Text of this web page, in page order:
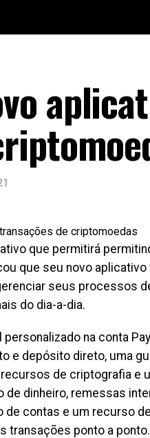
que permitirá
que seu novo
seus processos
do dia-a-dia.
na conta
e depósito direto, uma
de criptografia e
dinheiro, remessas
contas e um recurso
transações ponto a ponto.